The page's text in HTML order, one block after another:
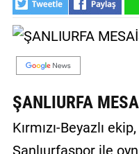
EKONOMİ
BELEDİYELER
SİYASET
EĞİTİM
ŞANLIURFA
Kırmızı-Beyazlı
Şanlıurfaspor ile